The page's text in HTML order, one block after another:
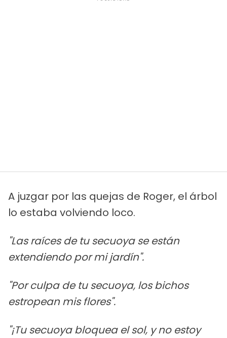
A juzgar por las quejas de Roger, el árbol
lo estaba volviendo loco.
"Las raíces de tu secuoya se están
extendiendo por mi jardín".
"Por culpa de tu secuoya, los bichos
estropean mis flores".
"¡Tu secuoya bloquea el sol, y no estoy